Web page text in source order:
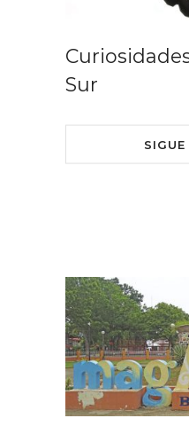
Sur
SIGUE